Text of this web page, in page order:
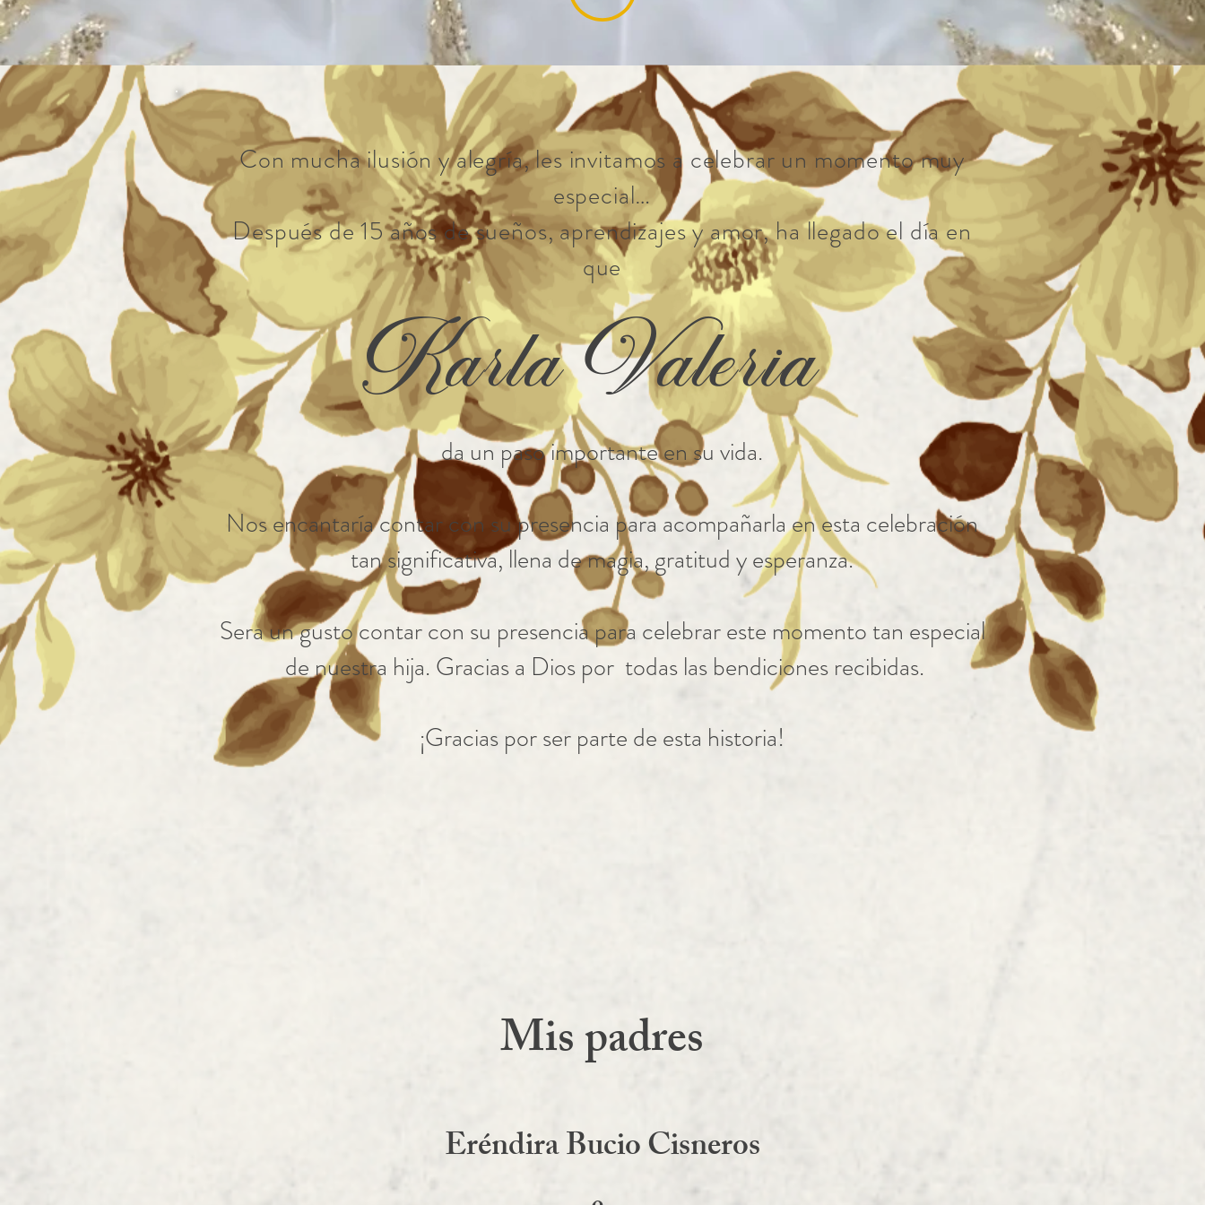
Con mucha ilusión y alegría, les invitamos a celebrar un momento muy
especial…
Después de 15 años de sueños, aprendizajes y amor, ha llegado el día en
que
Karla Valeria
da un paso importante en su vida.
Nos encantaría contar con su presencia para acompañarla en esta celebración
tan significativa, llena de magia, gratitud y esperanza.
Sera un gusto contar con su presencia para celebrar este momento tan especial
de nuestra hija. Gracias a Dios por todas las bendiciones recibidas.
¡Gracias por ser parte de esta historia!
Mis padres
Eréndira Bucio Cisneros